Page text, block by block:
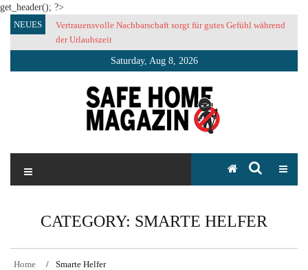
get_header(); ?>
Skip
content
NEUES
Vertrauensvolle Nachbarschaft sorgt für gutes Gefühl während
der Urlaubszeit
Saturday, Aug 8, 2026
SAFE HOME Magazin
CATEGORY: SMARTE HELFER
Home Smarte Helfer